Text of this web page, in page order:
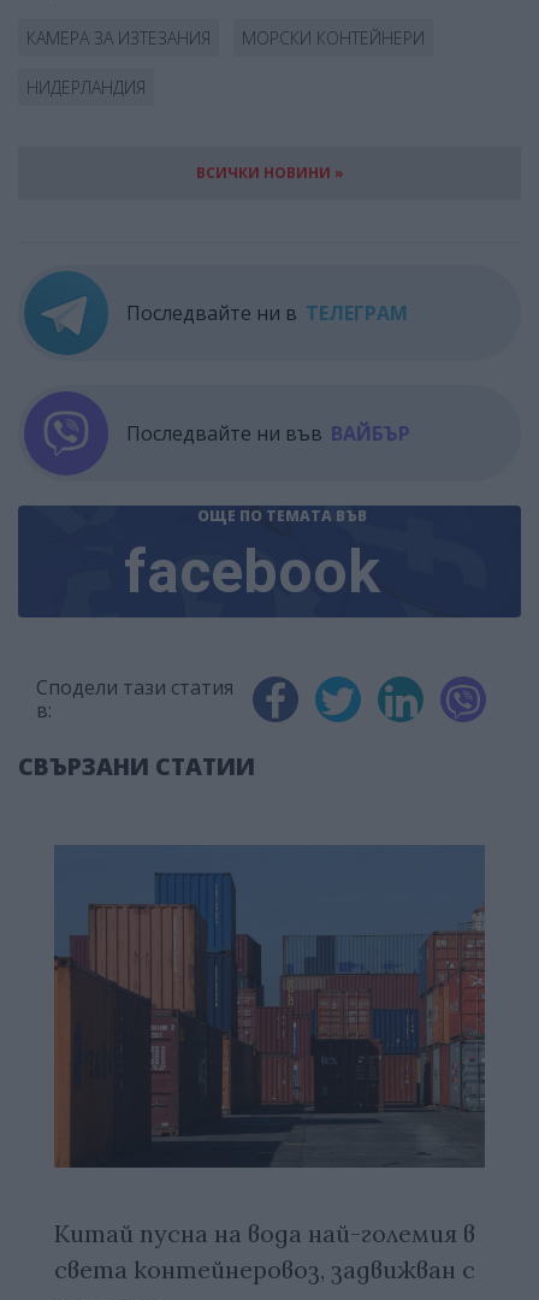
КАМЕРА ЗА ИЗТЕЗАНИЯ МОРСКИ КОНТЕЙНЕРИ
НИДЕРЛАНДИЯ
ВСИЧКИ НОВИНИ »
Последвайте ни в ТЕЛЕГРАМ
Последвайте ни във ВАЙБЪР
ОЩЕ ПО ТЕМАТА ВЪВ
facebook
Сподели тази статия
в:
СВЪРЗАНИ СТАТИИ
Китай пусна на вода най-големия в
света контейнеровоз, задвижван с